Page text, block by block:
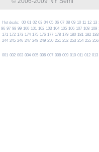
Hot deals: 00 01 02 03 04 05 06 07 08 09 10 11 12 13
96 97 98 99 100 101 102 103 104 105 106 107 108 109
171 172 173 174 175 176 177 178 179 180 181 182 183
244 245 246 247 248 249 250 251 252 253 254 255 256
001 002 003 004 005 006 007 008 009 010 011 012 013